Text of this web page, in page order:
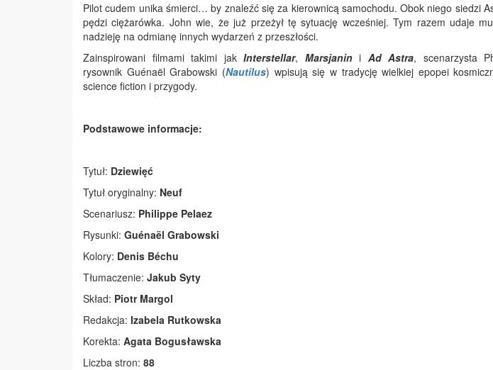
Pilot cudem unika śmierci… by znaleźć się za kierownicą samochodu. Obok niego siedzi
pędzi ciężarówka. John wie, że już przeżył tę sytuację wcześniej. Tym razem udaje
nadzieję na odmianę innych wydarzeń z przeszłości.
Zainspirowani filmami takimi jakInterstellar, Marsjanini Ad Astra, scenarzysta
rysownik Guénaël Grabowski (Nautilus) wpisują się w tradycję wielkiej epopei
science fiction i przygody.
Podstawowe informacje:
Tytuł: Dziewięć
Tytuł oryginalny: Neuf
Scenariusz: Philippe Pelaez
Rysunki: Guénaël Grabowski
Kolory: Denis Béchu
Tłumaczenie: Jakub Syty
Skład: Piotr Margol
Redakcja: Izabela Rutkowska
Korekta: Agata Bogusławska
Liczba stron: 88